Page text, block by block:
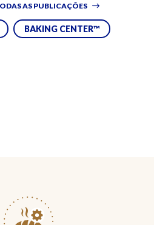
AS PUBLICAÇÕES
BAKING CENTER™